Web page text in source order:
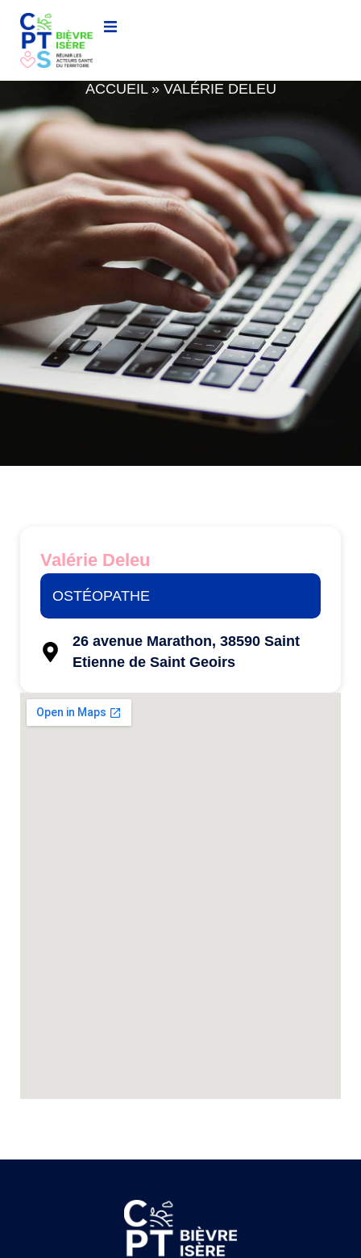
VALÉRIE DELEU
ACCUEIL» VALÉRIE DELEU
Valérie Deleu
OSTÉOPATHE
26 avenue Marathon, 38590 Saint
Etienne de Saint Geoirs